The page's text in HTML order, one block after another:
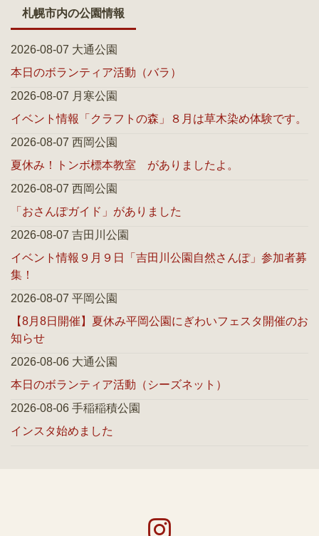
札幌市内の公園情報
2026-08-07 大通公園
本日のボランティア活動（バラ）
2026-08-07 月寒公園
イベント情報「クラフトの森」８月は草木染め体験です。
2026-08-07 西岡公園
夏休み！トンボ標本教室 がありましたよ。
2026-08-07 西岡公園
「おさんぽガイド」がありました
2026-08-07 吉田川公園
イベント情報９月９日「吉田川公園自然さんぽ」参加者募
集！
2026-08-07 平岡公園
【8月8日開催】夏休み平岡公園にぎわいフェスタ開催のお
知らせ
2026-08-06 大通公園
本日のボランティア活動（シーズネット）
2026-08-06 手稲稲積公園
インスタ始めました